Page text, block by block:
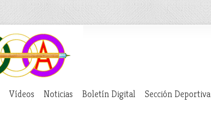
Vídeos Noticias Boletín Digital Sección Deportiva